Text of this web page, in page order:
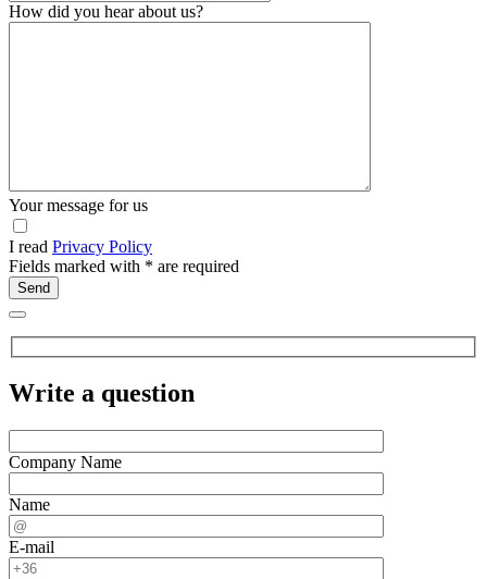
How did you hear about us?
Your message for us
I read Privacy Policy
Fields marked with * are required
Write a question
Company Name
Name
E-mail